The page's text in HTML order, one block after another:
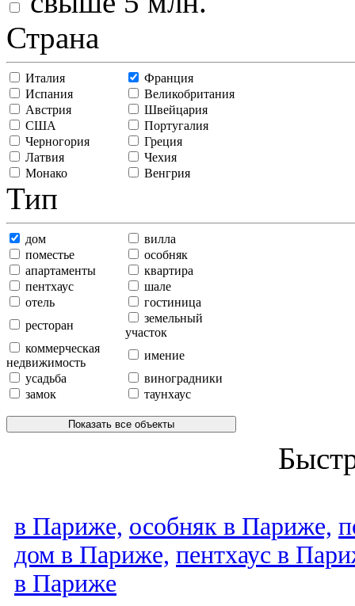
Страна
Италия
Франция
Испания
Великобритания
Австрия
Швейцария
США
Португалия
Черногория
Греция
Латвия
Чехия
Монако
Венгрия
Тип
дом
вилла
поместье
особняк
апартаменты
квартира
пентхаус
шале
отель
гостиница
ресторан
земельный
участок
коммерческая
недвижимость
имение
усадьба
виноградники
замок
таунхаус
Показать все объекты
в Париже, особняк в Париже,
дом в Париже, пентхаус в
в Париже